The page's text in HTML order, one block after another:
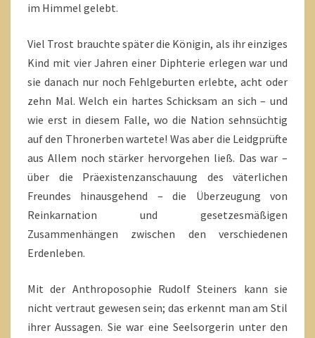
im Himmel gelebt.
Viel Trost brauchte später die Königin, als ihr einziges
Kind mit vier Jahren einer Diphterie erlegen war und
sie danach nur noch Fehlgeburten erlebte, acht oder
zehn Mal. Welch ein hartes Schicksam an sich – und
wie erst in diesem Falle, wo die Nation sehnsüchtig
auf den Thronerben wartete! Was aber die Leidgprüfte
aus Allem noch stärker hervorgehen ließ. Das war –
über die Präexistenzanschauung des väterlichen
Freundes hinausgehend – die Überzeugung von
Reinkarnation und gesetzesmäßigen
Zusammenhängen zwischen den verschiedenen
Erdenleben.
Mit der Anthroposophie Rudolf Steiners kann sie
nicht vertraut gewesen sein; das erkennt man am Stil
ihrer Aussagen. Sie war eine Seelsorgerin unter den